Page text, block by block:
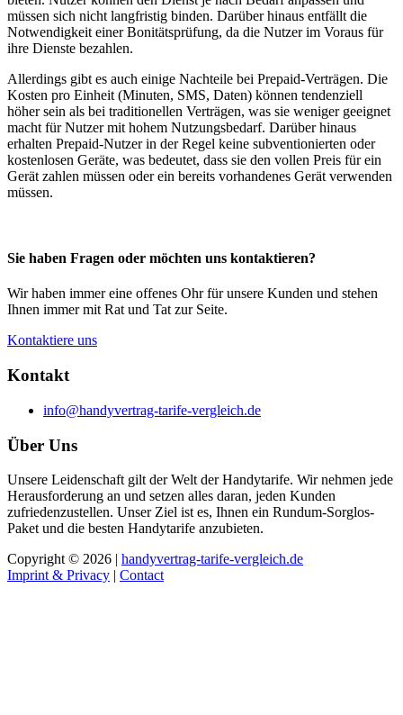
müssen sich nicht langfristig binden. Darüber hinaus entfällt die
Notwendigkeit einer Bonitätsprüfung, da die Nutzer im Voraus für
ihre Dienste bezahlen.
Allerdings gibt es auch einige Nachteile bei Prepaid-Verträgen. Die
Kosten pro Einheit (Minuten, SMS, Daten) können tendenziell
höher sein als bei traditionellen Verträgen, was sie weniger geeignet
macht für Nutzer mit hohem Nutzungsbedarf. Darüber hinaus
erhalten Prepaid-Nutzer in der Regel keine subventionierten oder
kostenlosen Geräte, was bedeutet, dass sie den vollen Preis für ein
Gerät zahlen müssen oder ein bereits vorhandenes Gerät verwenden
müssen.
Sie haben Fragen oder möchten uns kontaktieren?
Wir haben immer eine offenes Ohr für unsere Kunden und stehen
Ihnen immer mit Rat und Tat zur Seite.
Kontaktiere uns
Kontakt
info@handyvertrag-tarife-vergleich.de
Über Uns
Unsere Leidenschaft gilt der Welt der Handytarife. Wir nehmen jede
Herausforderung an und setzen alles daran, jeden Kunden
zufriedenzustellen. Unser Ziel ist es, Ihnen ein Rundum-Sorglos-
Paket und die besten Handytarife anzubieten.
Copyright © 2026 | handyvertrag-tarife-vergleich.de
Imprint & Privacy | Contact